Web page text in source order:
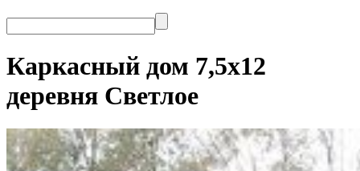
Каркасный дом 7,5х12
деревня Светлое